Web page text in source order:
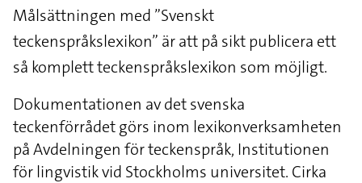
Målsättningen med ”Svenskt
teckenspråkslexikon” är att på sikt publicera ett
så komplett teckenspråkslexikon som möjligt.
Dokumentationen av det svenska
teckenförrådet görs inom lexikonverksamheten
på Avdelningen för teckenspråk, Institutionen
för lingvistik vid Stockholms universitet. Cirka